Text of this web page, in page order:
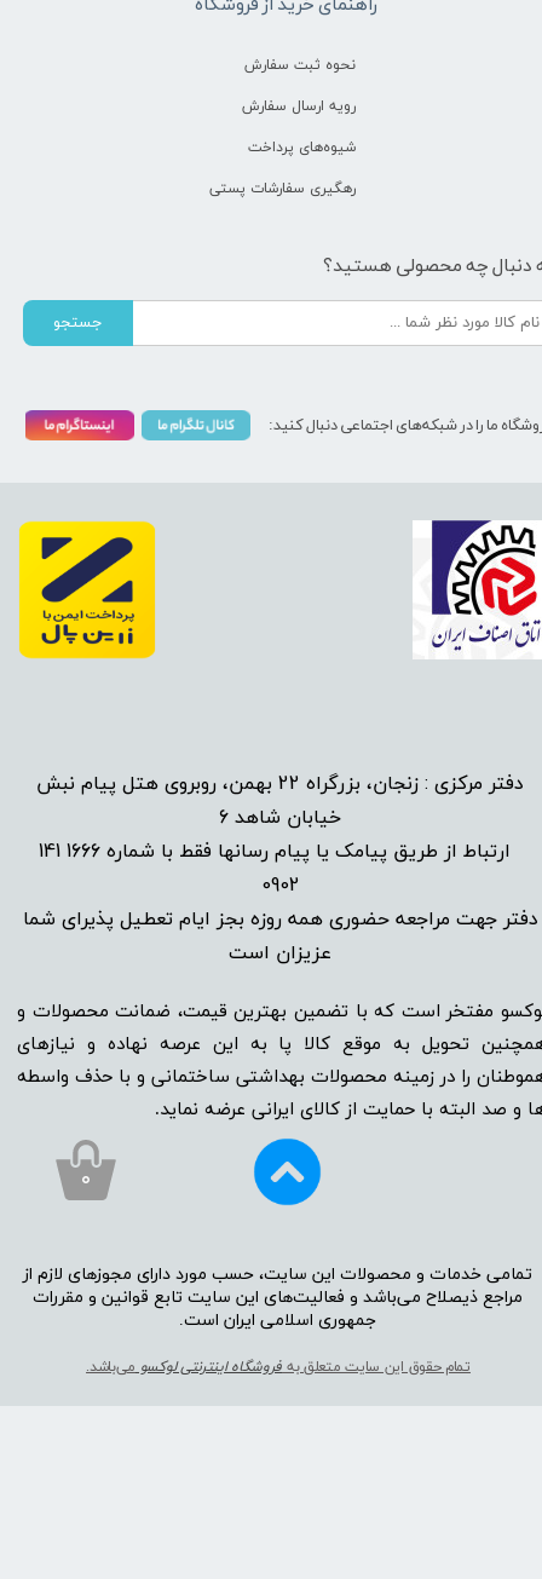
دفتر مرکزی : زنجان، بزرگراه 22 بهمن، روبروی هتل پیام نبش
خیابان شاهد 6
ارتباط از طریق پیامک یا پیام رسانها فقط با شماره
1666 141
0902
دفتر جهت مراجعه حضوری همه روزه بجز ایام تعطیل پذیرای شما
عزیزان است​​​​​​​
مفتخر است که با تضمین بهترین قیمت، ضمانت محصولات و
تحویل به موقع کالا پا به این عرصه نهاده و نیاز‌‌‌‌‌‌‌‌های
را در زمینه‌‌‌ محصولات بهداشتی ساختمانی و با حذف واسطه
و صد البته با حمایت از کالای ایرانی عرضه نماید.
تمامی خدمات و محصولات این سایت، حسب مورد دارای مجوز‌‌‌‌های لازم از
مراجع ذیصلاح می‌باشد و فعالیت‌‌‌‌های این سایت تابع قوانین و مقررات
جمهوری اسلامی ایران است.​​​​​​​
تمام حقوق این سایت متعلق بهفروشگاه اینترنتی لوکسومی‌باشد.
نحوه ثبت سفارش
رویه ارسال سفارش
شیوه‌های پرداخت
رهگیری سفارشات پستی
دنبال چه محصولی هستید؟
جستجو
ما را در شبکه‌های اجتماعی دنبال کنید:
۰